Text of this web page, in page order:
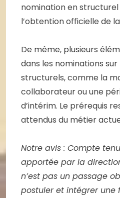
nomination en structurel
l’obtention officielle de
De même, plusieurs
dans les nominations
structurels, comme la
collaborateur ou une
d’intérim. Le prérequis
attendus du métier
Notre avis : Compte
apportée par la
n’est pas un passage
postuler et intégrer une